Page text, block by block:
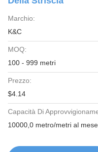
Marchio:
K&C
MOQ:
100 - 999 metri
Prezzo:
$4.14
Capacità Di
10000,0 metro/metri al mese